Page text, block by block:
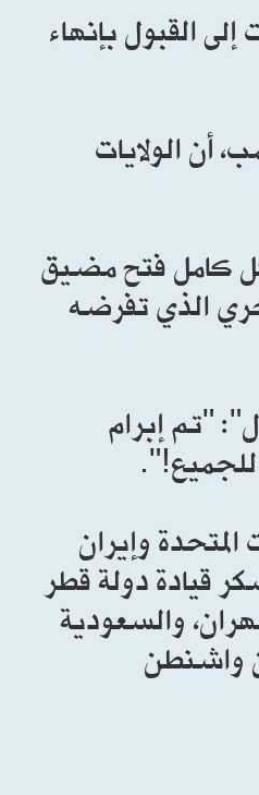
القبول بإنهاء
أن الولايات
كامل فتح مضيق
الذي تفرضه
"تم إبرام
للجميع!".
وإيران
قيادة دولة قطر
والسعودية
واشنطن